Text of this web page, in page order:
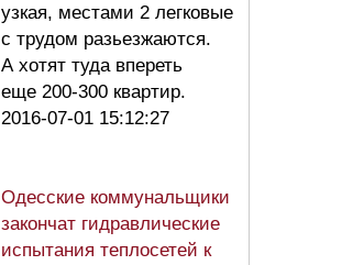
узкая, местами 2 легковые
с трудом разьезжаются.
А хотят туда впереть
еще 200-300 квартир.
2016-07-01 15:12:27
Одесские коммунальщики
закончат гидравлические
испытания теплосетей к